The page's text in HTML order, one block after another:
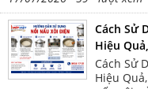
align:justify;text-
<span style="font-
New Roman,serif;">Kích
40 x 40 x 80 cm</span></p> <p
style="text-
indent:.5in;"><span
phá
điện phù
sử dụng
Cách Sử
Hiệu
Cách Sử
Hiệu